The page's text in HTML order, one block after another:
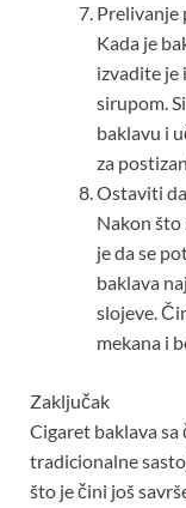
Prelivanje
Kada je
izvadite je
sirupom.
baklavu i
za
Ostaviti
Nakon
je da se
baklava
slojeve.
mekana i
Zaključak
Cigaret baklava
tradicionalne
što je čini još